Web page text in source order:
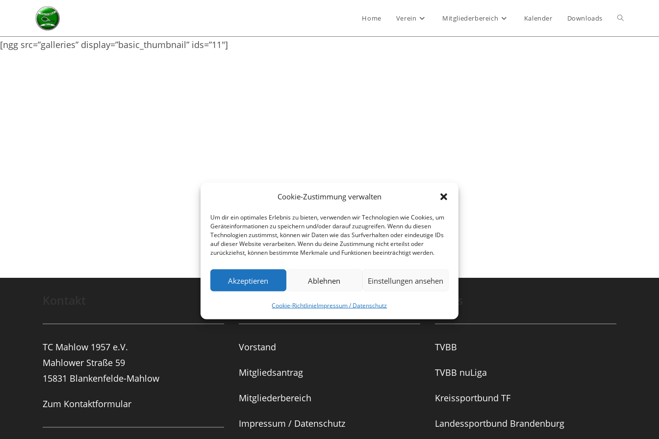
Cookie-Zustimmung verwalten
Um dir ein optimales Erlebnis zu bieten, verwenden wir Technologien wie Cookies, um
Geräteinformationen zu speichern und/oder darauf zuzugreifen. Wenn du diesen
Technologien zustimmst, können wir Daten wie das Surfverhalten oder eindeutige IDs
auf dieser Website verarbeiten. Wenn du deine Zustimmung nicht erteilst oder
zurückziehst, können bestimmte Merkmale und Funktionen beeinträchtigt werden.
Akzeptieren Ablehnen Einstellungen ansehen
Cookie-RichtlinieImpressum / Datenschutz
Home Verein Mitgliederbereich Kalender Downloads Website-
[ngg src=”galleries” display=”basic_thumbnail” ids=”11″]
TC Mahlow 1957 e.V.
Mahlower Straße 59
15831 Blankenfelde-Mahlow
Zum Kontaktformular
Nützliches
Vorstand
Mitgliedsantrag
Mitgliederbereich
Impressum / Datenschutz
TVBB
TVBB nuLiga
Kreissportbund TF
Landessportbund Brandenburg